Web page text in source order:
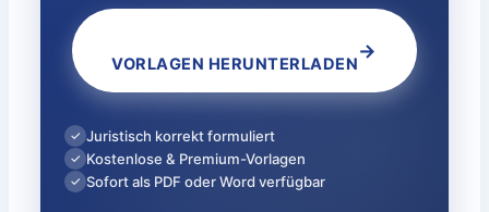
VORLAGEN HERUNTERLADEN
→
✓ Juristisch korrekt formuliert
✓ Kostenlose & Premium-Vorlagen
✓ Sofort als PDF oder Word verfügbar